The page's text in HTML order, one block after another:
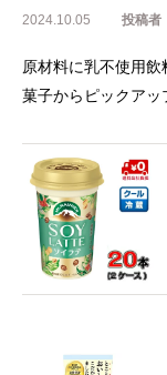
2024.10.05 投稿者
原材料に乳不使用
菓子からピックアッ